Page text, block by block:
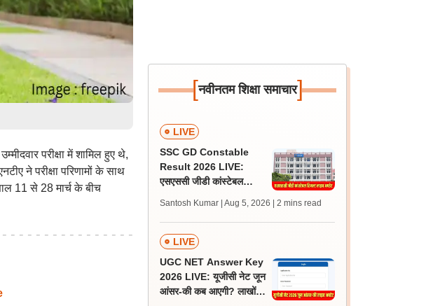
परीक्षा में शामिल हुए थे,
ने परीक्षा परिणामों के साथ
11 से 28 मार्च के बीच
[नवीनतम शिक्षा समाचार]
LIVE
SSC GD Constable
Result 2026 LIVE:
एसएससी जीडी कांस्टेबल
लेटेस्ट अपडेट, स्कोरकार्ड लिंक
Santosh Kumar | Aug 5, 2026 | 2 mins read
LIVE
UGC NET Answer Key
2026 LIVE: यूजीसी नेट जून
आंसर-की कब आएगी? लाखों